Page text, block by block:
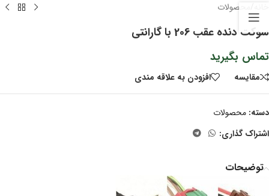
محصولات
سوکت دنده عقب 206 با گارانتی
تماس بگیرید
مقايسه افزودن به علاقه مندی
دسته: محصولات
اشتراک گذاری:
توضیحات